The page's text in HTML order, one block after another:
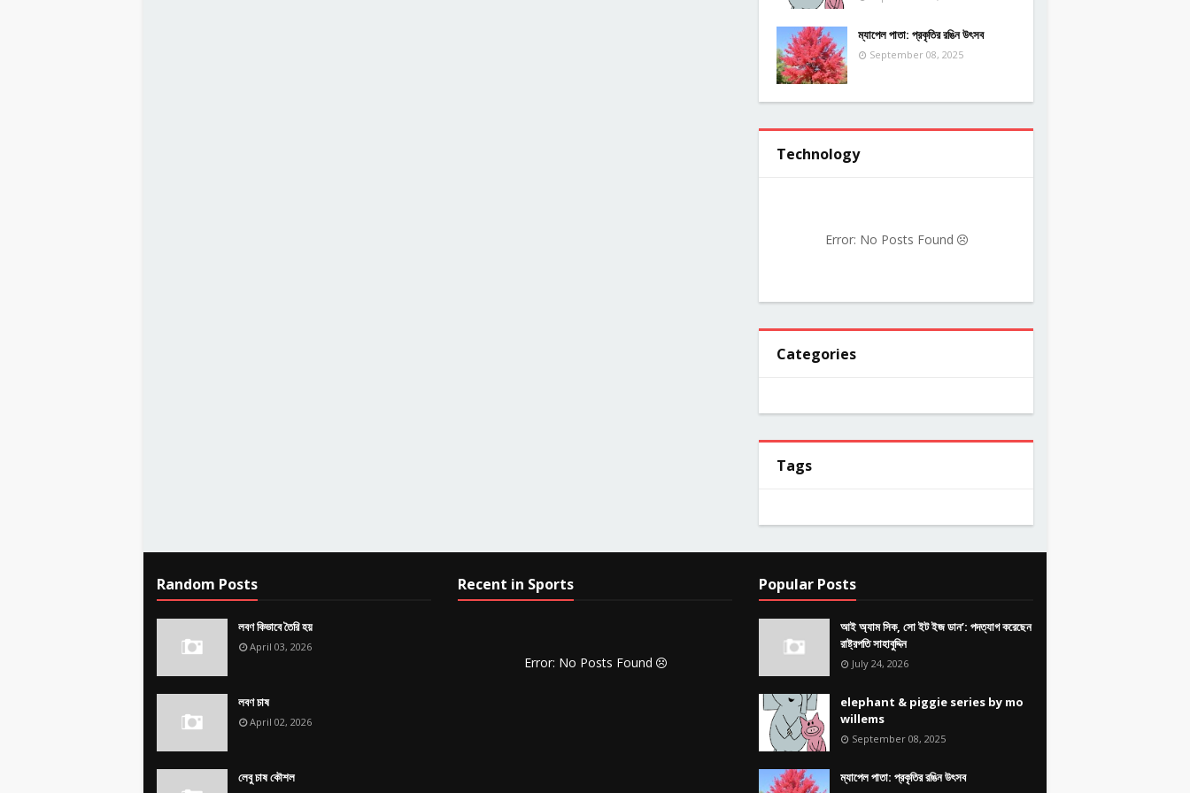
ম্যাপেল পাতা: প্রকৃতির রঙিন উৎসব
September 08, 2025
Technology
Error: No Posts Found
Categories
Tags
Random Posts
লবণ কিভাবে তৈরি হয়
April 03, 2026
লবণ চাষ
April 02, 2026
লেবু চাষ কৌশল
Recent in Sports
Error: No Posts Found
Popular Posts
আই অ্যাম সিক, সো ইট ইজ ডান’: পদত্যাগ করেছেন
রাষ্ট্রপতি সাহাবুদ্দিন
July 24, 2026
elephant & piggie series by mo
willems
September 08, 2025
ম্যাপেল পাতা: প্রকৃতির রঙিন উৎসব